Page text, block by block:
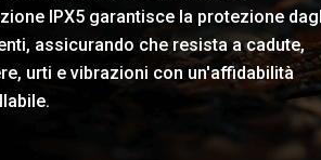
IPX5 garantisce la protezione
assicurando che resista a cadute,
urti e vibrazioni con un'affidabilità